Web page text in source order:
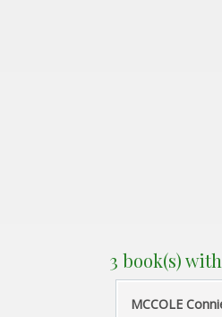
3 book(s)
‎MCCOLE